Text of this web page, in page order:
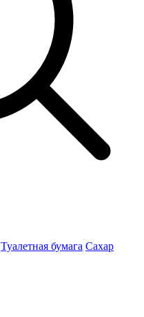
Туалетная бумага Сахар